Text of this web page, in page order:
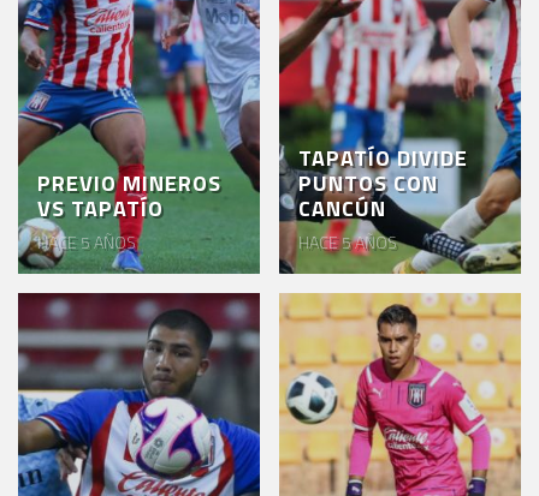
PREVIO MINEROS
VS TAPATÍO
HACE 5 AÑOS
TAPATÍO DIVIDE
PUNTOS CON
CANCÚN
HACE 5 AÑOS